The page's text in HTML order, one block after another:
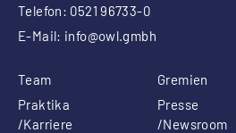
Telefon: 0521 96733-0
E-Mail: info@owl.gmbh
Team
Gremien
Praktika
/Karriere
Presse
/Newsroom